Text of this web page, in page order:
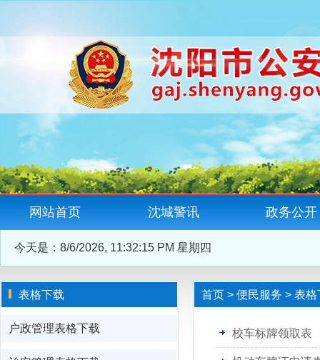
网站首页 沈城警讯 政务公开
今天是： 8/6/2026, 11:32:15 PM 星期四
表格下载
户政管理表格下载
首页 > 便民服务 > 表格
校车标牌领取表